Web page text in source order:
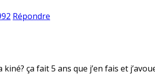
Répondre
ça fait 5 ans que j’en fais et